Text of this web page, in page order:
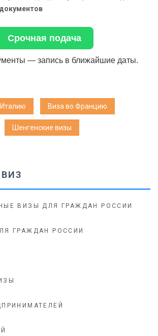
Срочная подача
— запись в ближайшие даты.
Виза во Францию
Шенгенские визы
ВИЗЫ ДЛЯ ГРАЖДАН РОССИИ
ГРАЖДАН РОССИИ